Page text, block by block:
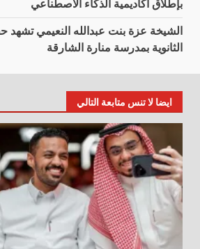
بإطلاق أكاديمية الذكاء الاصطناعي
الشيخة عزة بنت عبدالله النعيمي تشهد
الثانوية بمدرسة منارة الشارقة
ايضا لا تنس متابعة التالي